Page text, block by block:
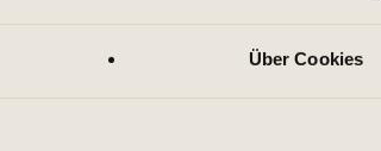
Über Cookies